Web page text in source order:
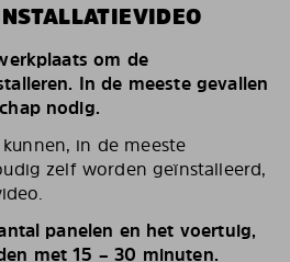
om de
In de meeste gevallen
nodig.
in de meeste
zelf worden geïnstalleerd,
panelen en het voertuig,
met 15 – 30 minuten.